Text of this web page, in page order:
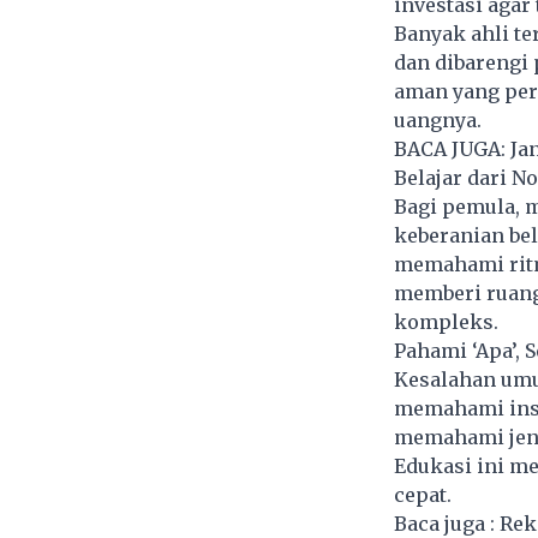
Banyak ahli
dan dibarengi
aman yang
uangnya.
BACA JUGA:
Belajar dari
Bagi pemula,
keberanian
memahami
memberi
kompleks.
Pahami ‘Apa’,
Kesalahan
memahami
memahami
Edukasi ini
cepat.
Baca juga :